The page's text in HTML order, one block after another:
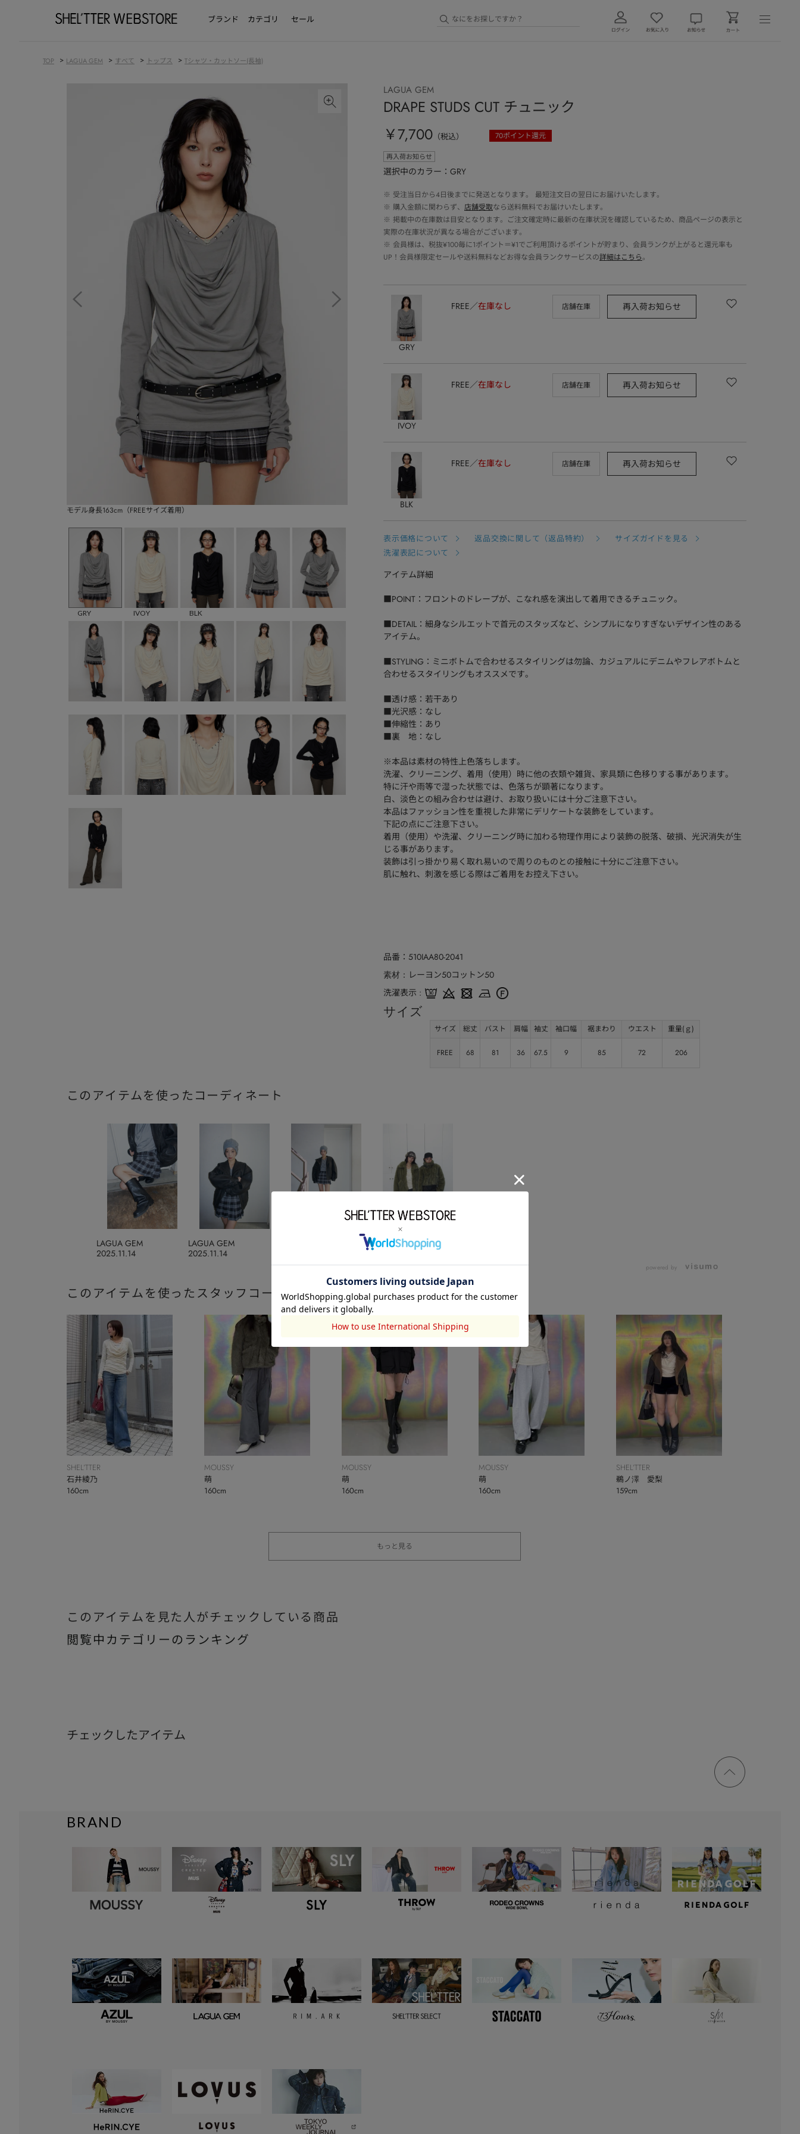
ブランド カテゴリ セール
TOP > LAGUA GEM > すべて > トップス > Tシャツ・カットソー(長袖)
モデル身長163cm（FREEサイズ着用）
GRY IVOY BLK
LAGUA GEM
DRAPE STUDS CUT チュニック
￥7,700 （税込） 70ポイント還元
再入荷お知らせ
選択中のカラー：GRY
※ 受注当日から4日後までに発送となります。 最短注文日の翌日にお届けいたします。
※ 購入金額に関わらず、 店舗受取なら送料無料でお届けいたします。
※ 掲載中の在庫数は目安となります。ご注文確定時に最新の在庫状況を確認しているため、商品ページの表示と
実際の在庫状況が異なる場合がございます。
※ 会員様は、税抜¥100毎に1ポイント＝¥1でご利用頂けるポイントが貯まり、会員ランクが上がると還元率も
UP！会員様限定セールや送料無料などお得な会員ランクサービスの詳細はこちら。
GRY
FREE 在庫なし 店舗在庫 再入荷お知らせ
IVOY
FREE 在庫なし 店舗在庫 再入荷お知らせ
BLK
FREE 在庫なし 店舗在庫 再入荷お知らせ
表示価格について 返品交換に関して（返品特約）
サイズガイドを見る
洗濯表記について
アイテム詳細
■POINT：フロントのドレープが、こなれ感を演出して着用できるチュニック。
■DETAIL：細身なシルエットで首元のスタッズなど、シンプルになりすぎないデザイン性のある
アイテム。
■STYLING：ミニボトムで合わせるスタイリングは勿論、カジュアルにデニムやフレアボトムと
合わせるスタイリングもオススメです。
■透け感：若干あり
■光沢感：なし
■伸縮性：あり
■裏 地：なし
※本品は素材の特性上色落ちします。
洗濯、クリーニング、着用（使用）時に他の衣類や雑貨、家具類に色移りする事があります。
特に汗や雨等で湿った状態では、色落ちが顕著になります。
白、淡色との組み合わせは避け、お取り扱いには十分ご注意下さい。
本品はファッション性を重視した非常にデリケートな装飾をしています。
下記の点にご注意下さい。
着用（使用）や洗濯、クリーニング時に加わる物理作用により装飾の脱落、破損、光沢消失が生
じる事があります。
装飾は引っ掛かり易く取れ易いので周りのものとの接触に十分にご注意下さい。
肌に触れ、刺激を感じる際はご着用をお控え下さい。
品番 510IAA80-2041
素材
レーヨン50コットン50
洗濯表示
サイズ
サイズ 総丈 バスト 肩幅 袖丈 袖口幅 裾まわり ウエスト 重量(ｇ)
FREE 68 81 36 67.5 9 85 72 206
このアイテムを使ったコーディネート
2025.11.14
LAGUA GEM
2025.11.14
LAGUA GEM
2025.11.14
LAGUA GEM
powered by
このアイテムを使ったスタッフコーディネート
SHEL’TTER
石井綾乃
160cm
MOUSSY
萌
160cm
MOUSSY
萌
160cm
MOUSSY
萌
160cm
SHEL’TTER
鵜ノ澤 愛梨
159cm
もっと見る
このアイテムを見た人がチェックしている商品
閲覧中カテゴリーのランキング
チェックしたアイテム
ページ
トップ
BRAND